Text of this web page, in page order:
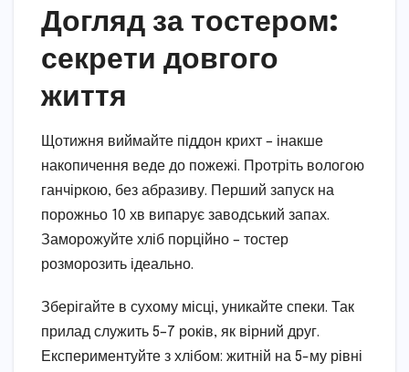
Догляд за тостером:
секрети довгого
життя
Щотижня виймайте піддон крихт – інакше
накопичення веде до пожежі. Протріть вологою
ганчіркою, без абразиву. Перший запуск на
порожньо 10 хв випарує заводський запах.
Заморожуйте хліб порційно – тостер
розморозить ідеально.
Зберігайте в сухому місці, уникайте спеки. Так
прилад служить 5–7 років, як вірний друг.
Експериментуйте з хлібом: житній на 5-му рівні